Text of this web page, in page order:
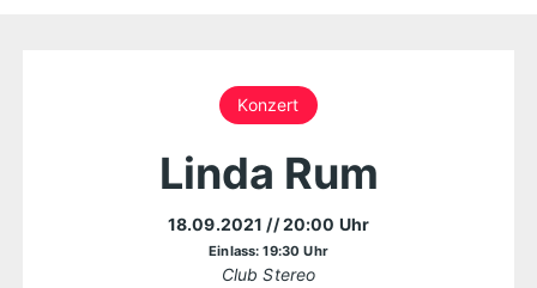
Konzert
Linda Rum
18.09.2021 // 20:00 Uhr
Einlass: 19:30 Uhr
Club Stereo